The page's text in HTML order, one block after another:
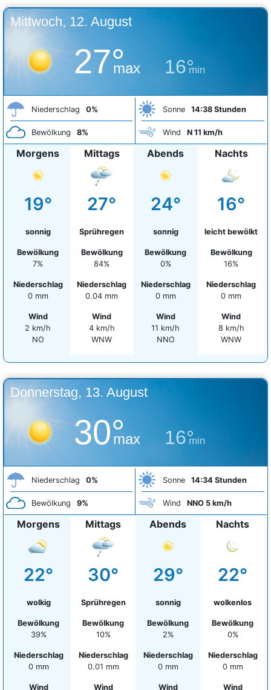
Mittwoch, 12. August
27°
max 16°
min
Niederschlag 0%
Bewölkung 8%
Sonne 14:38 Stunden
Wind N 11 km/h
Morgens
19°
sonnig
Bewölkung
7%
Niederschlag
0 mm
Wind
2 km/h
NO
Mittags
27°
Sprühregen
Bewölkung
84%
Niederschlag
0.04 mm
Wind
4 km/h
WNW
Abends
24°
sonnig
Bewölkung
0%
Niederschlag
0 mm
Wind
11 km/h
NNO
Nachts
16°
leicht bewölkt
Bewölkung
16%
Niederschlag
0 mm
Wind
8 km/h
WNW
Donnerstag, 13. August
30°
max 16°
min
Niederschlag 0%
Bewölkung 9%
Sonne 14:34 Stunden
Wind NNO 5 km/h
Morgens
22°
wolkig
Bewölkung
39%
Niederschlag
0 mm
Wind
Mittags
30°
Sprühregen
Bewölkung
10%
Niederschlag
0.01 mm
Wind
Abends
29°
sonnig
Bewölkung
2%
Niederschlag
0 mm
Wind
Nachts
22°
wolkenlos
Bewölkung
0%
Niederschlag
0 mm
Wind